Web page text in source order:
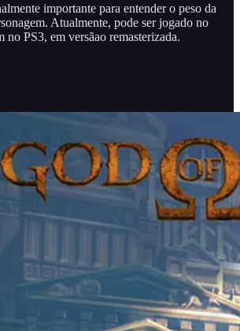
importante para entender o peso da
Atualmente, pode ser jogado no
no PS3, em versãao remasterizada.